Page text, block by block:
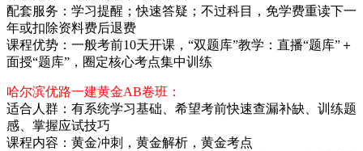
配套服务：学习提醒；快速答疑；不过科目，免学费重读下一
年或扣除资料费后退费
课程优势：一般考前10天开课，“双题库”教学：直播“题库”＋
面授“题库”，圈定核心考点集中训练
哈尔滨优路一建黄金AB卷班：
适合人群：有系统学习基础、希望考前快速查漏补缺、训练题
感、掌握应试技巧
课程内容：黄金冲刺，黄金解析，黄金考点